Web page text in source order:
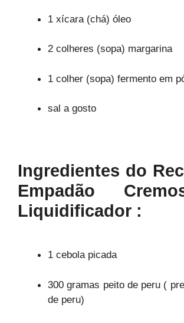
1 xícara (chá) óleo
2 colheres (sopa) margarina
1 colher (sopa) fermento em
sal a gosto
Ingredientes do
Empadão
Liquidificador :
1 cebola picada
300 gramas peito de peru (
de peru)